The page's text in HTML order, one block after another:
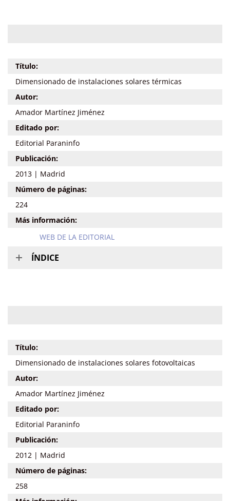
Título:
Dimensionado de instalaciones solares térmicas
Autor:
Amador Martínez Jiménez
Editado por:
Editorial Paraninfo
Publicación:
2013 | Madrid
Número de páginas:
224
Más información:
WEB DE LA EDITORIAL
ÍNDICE
Título:
Dimensionado de instalaciones solares fotovoltaicas
Autor:
Amador Martínez Jiménez
Editado por:
Editorial Paraninfo
Publicación:
2012 | Madrid
Número de páginas:
258